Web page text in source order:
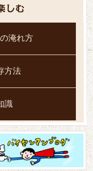
淹れ方
方法
識